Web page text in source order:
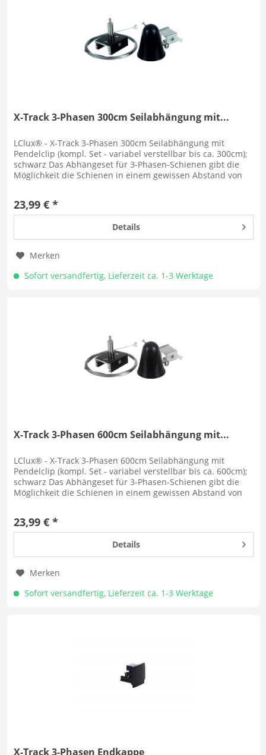
X-Track 3-Phasen 300cm Seilabhängung mit...
LClux® - X-Track 3-Phasen 300cm Seilabhängung mit
Pendelclip (kompl. Set - variabel verstellbar bis ca. 300cm);
schwarz Das Abhängeset für 3-Phasen-Schienen gibt die
Möglichkeit die Schienen in einem gewissen Abstand von
23,99 € *
Details
Merken
Sofort versandfertig, Lieferzeit ca. 1-3 Werktage
X-Track 3-Phasen 600cm Seilabhängung mit...
LClux® - X-Track 3-Phasen 600cm Seilabhängung mit
Pendelclip (kompl. Set - variabel verstellbar bis ca. 600cm);
schwarz Das Abhängeset für 3-Phasen-Schienen gibt die
Möglichkeit die Schienen in einem gewissen Abstand von
23,99 € *
Details
Merken
Sofort versandfertig, Lieferzeit ca. 1-3 Werktage
X-Track 3-Phasen Endkappe